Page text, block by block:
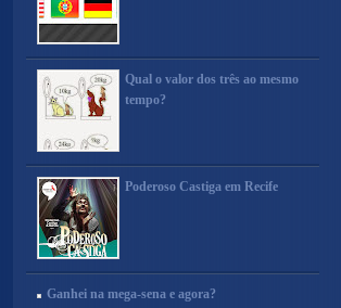
Qual o valor dos três ao mesmo
tempo?
Poderoso Castiga em Recife
Ganhei na mega-sena e agora?